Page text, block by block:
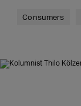
Consumers